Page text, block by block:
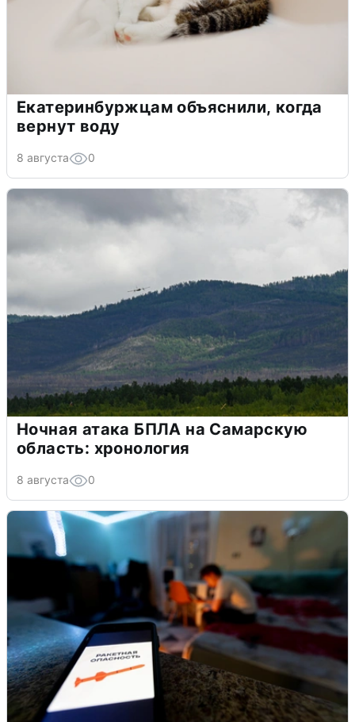
Екатеринбуржцам объяснили, когда
вернут воду
8 августа 0
Ночная атака БПЛА на Самарскую
область: хронология
8 августа 0